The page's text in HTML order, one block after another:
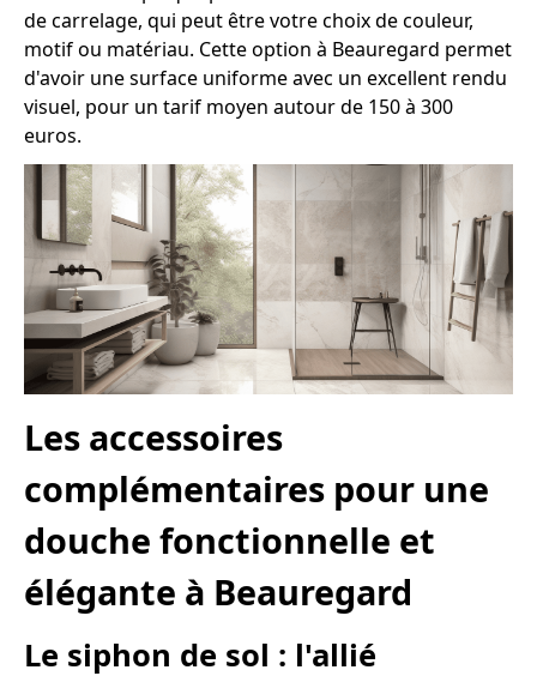
de carrelage, qui peut être votre choix de couleur,
motif ou matériau. Cette option à Beauregard permet
d'avoir une surface uniforme avec un excellent rendu
visuel, pour un tarif moyen autour de 150 à 300
euros.
Les accessoires
complémentaires pour une
douche fonctionnelle et
élégante à Beauregard
Le siphon de sol : l'allié